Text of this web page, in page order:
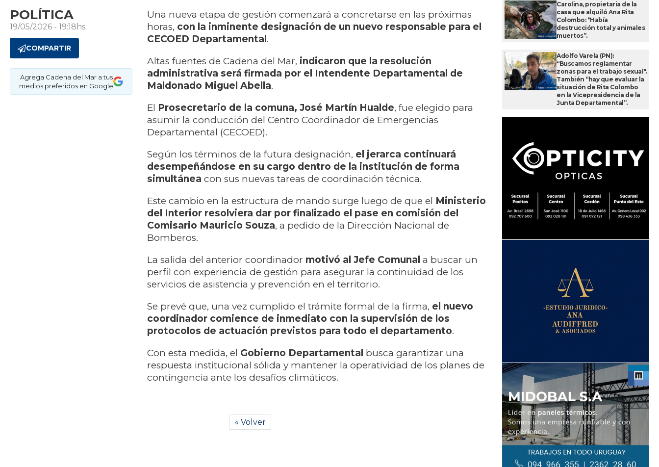
POLÍTICA
19/05/2026 - 19:18hs
COMPARTIR
Agrega Cadena del Mar a tus
medios preferidos en Google
Una nueva etapa de gestión comenzará a concretarse en las próximas
horas, con la inminente designación de un nuevo responsable para el
CECOED Departamental .
Altas fuentes de Cadena del Mar, indicaron que la resolución
administrativa será firmada por el Intendente Departamental de
Maldonado Miguel Abella.
El Prosecretario de la comuna, José Martín Hualde, fue elegido para
asumir la conducción del Centro Coordinador de Emergencias
Departamental (CECOED).
Según los términos de la futura designación, el jerarca continuará
desempeñándose en su cargo dentro de la institución de forma
simultánea con sus nuevas tareas de coordinación técnica.
Este cambio en la estructura de mando surge luego de que el Ministerio
del Interior resolviera dar por finalizado el pase en comisión del
Comisario Mauricio Souza, a pedido de la Dirección Nacional de
Bomberos.
La salida del anterior coordinador motivó al Jefe Comunal a buscar un
perfil con experiencia de gestión para asegurar la continuidad de los
servicios de asistencia y prevención en el territorio.
Se prevé que, una vez cumplido el trámite formal de la firma, el nuevo
coordinador comience de inmediato con la supervisión de los
protocolos de actuación previstos para todo el departamento.
Con esta medida, el Gobierno Departamental busca garantizar una
respuesta institucional sólida y mantener la operatividad de los planes de
contingencia ante los desafíos climáticos.
« Volver
Carolina, propietaria de la
casa que alquiló Ana Rita
Colombo: “Había
destrucción total y animales
muertos”.
Adolfo Varela (PN):
“Buscamos reglamentar
zonas para el trabajo sexual".
También “hay que evaluar la
situación de Rita Colombo
en la Vicepresidencia de la
Junta Departamental”.